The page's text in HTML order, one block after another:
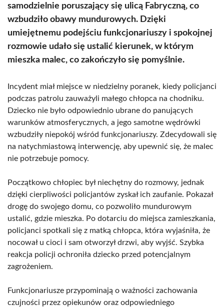
samodzielnie poruszający się ulicą Fabryczną, co
wzbudziło obawy mundurowych. Dzięki
umiejętnemu podejściu funkcjonariuszy i spokojnej
rozmowie udało się ustalić kierunek, w którym
mieszka malec, co zakończyło się pomyślnie.
Incydent miał miejsce w niedzielny poranek, kiedy policjanci
podczas patrolu zauważyli małego chłopca na chodniku.
Dziecko nie było odpowiednio ubrane do panujących
warunków atmosferycznych, a jego samotne wędrówki
wzbudziły niepokój wśród funkcjonariuszy. Zdecydowali się
na natychmiastową interwencję, aby upewnić się, że malec
nie potrzebuje pomocy.
Początkowo chłopiec był niechętny do rozmowy, jednak
dzięki cierpliwości policjantów zyskał ich zaufanie. Pokazał
drogę do swojego domu, co pozwoliło mundurowym
ustalić, gdzie mieszka. Po dotarciu do miejsca zamieszkania,
policjanci spotkali się z matką chłopca, która wyjaśniła, że
nocował u cioci i sam otworzył drzwi, aby wyjść. Szybka
reakcja policji ochroniła dziecko przed potencjalnym
zagrożeniem.
Funkcjonariusze przypominają o ważności zachowania
czujności przez opiekunów oraz odpowiedniego